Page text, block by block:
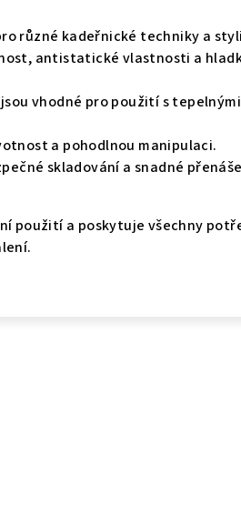
různé kadeřnické techniky a
antistatické vlastnosti a
vhodné pro použití s tepelnými
a pohodlnou manipulaci.
skladování a snadné
použití a poskytuje všechny